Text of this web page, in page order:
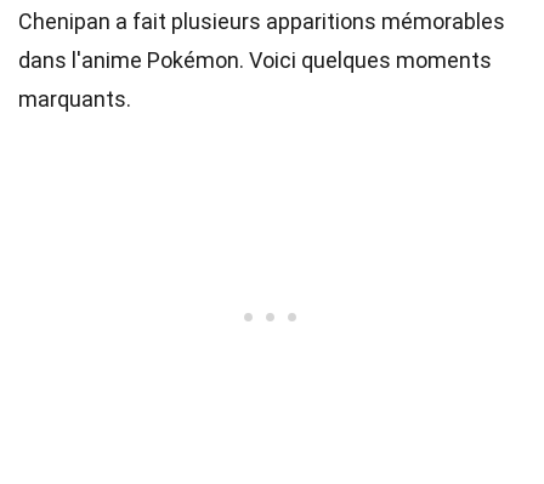
Chenipan a fait plusieurs apparitions mémorables
dans l'anime Pokémon. Voici quelques moments
marquants.